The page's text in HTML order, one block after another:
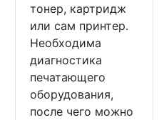
тонер, картридж
или сам принтер.
Необходима
диагностика
печатающего
оборудования,
после чего можно